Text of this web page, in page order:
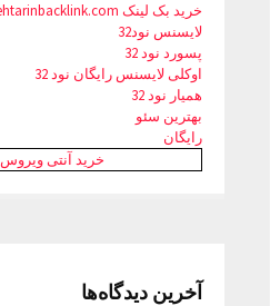
خرید بک لینک behtarinbacklink.com
لایسنس نود32
پسورد نود 32
اوکلی لایسنس رایگان نود 32
همیار نود 32
بهترین سئو
رایگان
خرید آنتی ویروس Kaspersky
آخرین دیدگاه‌ها